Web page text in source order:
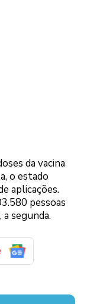
da vacina
o estado
aplicações.
pessoas
segunda.